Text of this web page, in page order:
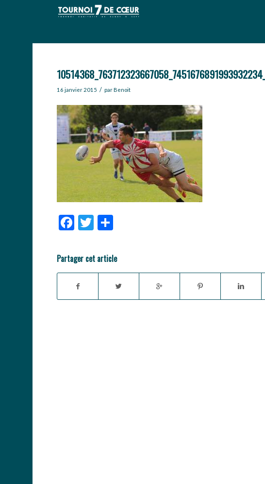
16 janvier 2015 / parBenoit
Facebook
Twitter
Partager cet article